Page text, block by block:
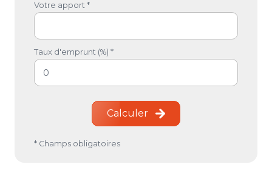
Votre apport *
Taux d'emprunt (%) *
Calculer
* Champs obligatoires